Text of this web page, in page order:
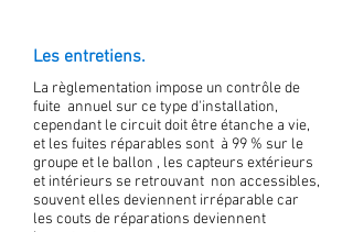
Les entretiens.
La règlementation impose un contrôle de
fuite annuel sur ce type d'installation,
cependant le circuit doit être étanche a vie,
et les fuites réparables sont à 99 % sur le
groupe et le ballon , les capteurs extérieurs
et intérieurs se retrouvant non accessibles,
souvent elles deviennent irréparable car
les couts de réparations deviennent